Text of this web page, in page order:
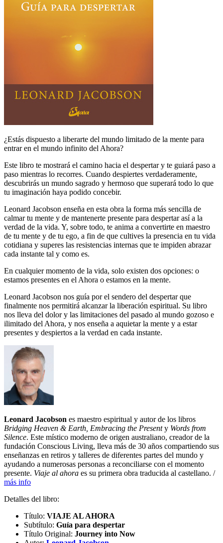
¿Estás dispuesto a liberarte del mundo limitado de la mente para
entrar en el mundo infinito del Ahora?
Este libro te mostrará el camino hacia el despertar y te guiará paso a
paso mientras lo recorres. Cuando despiertes verdaderamente,
descubrirás un mundo sagrado y hermoso que superará todo lo que
tu imaginación haya podido concebir.
Leonard Jacobson enseña en esta obra la forma más sencilla de
calmar tu mente y de mantenerte presente para despertar así a la
verdad de la vida. Y, sobre todo, te anima a convertirte en maestro
de tu mente y de tu ego, a fin de que cultives la presencia en tu vida
cotidiana y superes las resistencias internas que te impiden abrazar
cada instante tal y como es.
En cualquier momento de la vida, solo existen dos opciones: o
estamos presen­tes en el Ahora o estamos en la mente.
Leonard Jacobson nos guía por el sen­dero del despertar que
finalmente nos permitirá alcanzar la liberación espiri­tual. Su libro
nos lleva del dolor y las li­mitaciones del pasado al mundo gozo­so e
ilimitado del Ahora, y nos enseña a aquietar la mente y a estar
presentes y despiertos a la verdad en cada instante.
Leonard Jacobson es maestro espiritual y autor de los libros
Bridging Heaven & Earth, Embracing the Presenty Words from
Silence. Este místico moderno de origen australiano, creador de la
fundación Conscious Living, lleva más de 30 años compartiendo sus
enseñanzas en retiros y talleres de diferentes partes del mundo y
ayudando a numerosas personas a reconciliarse con el momento
presente. Viaje al ahora es su primera obra traducida al castellano. /
más info
Detalles del libro:
Título: VIAJE AL AHORA
Subtítulo: Guía para despertar
Título Original: Journey into Now